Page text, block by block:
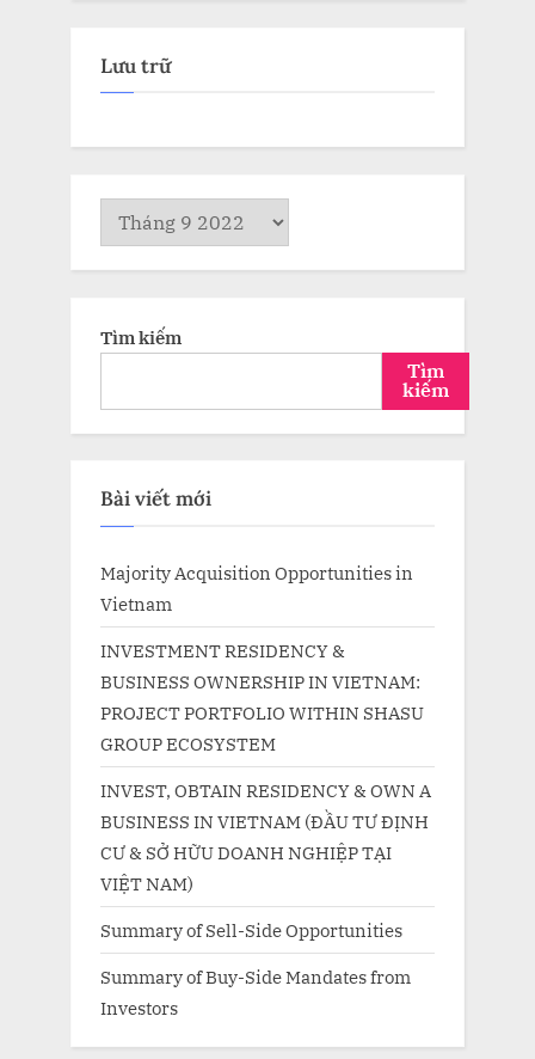
Lưu trữ
Lưu
trữ
Tìm kiếm
Tìm
kiếm
Bài viết mới
Majority Acquisition Opportunities in
Vietnam
INVESTMENT RESIDENCY &
BUSINESS OWNERSHIP IN VIETNAM:
PROJECT PORTFOLIO WITHIN SHASU
GROUP ECOSYSTEM
INVEST, OBTAIN RESIDENCY & OWN A
BUSINESS IN VIETNAM (ĐẦU TƯ ĐỊNH
CƯ & SỞ HỮU DOANH NGHIỆP TẠI
VIỆT NAM)
Summary of Sell-Side Opportunities
Summary of Buy-Side Mandates from
Investors